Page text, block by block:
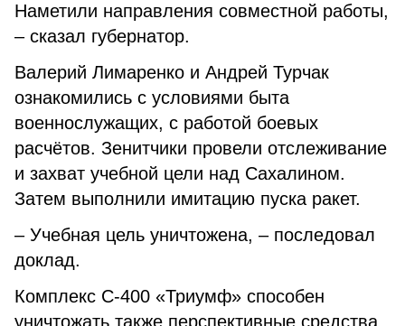
Наметили направления совместной работы,
– сказал губернатор.
Валерий Лимаренко и Андрей Турчак
ознакомились с условиями быта
военнослужащих, с работой боевых
расчётов. Зенитчики провели отслеживание
и захват учебной цели над Сахалином.
Затем выполнили имитацию пуска ракет.
– Учебная цель уничтожена, – последовал
доклад.
Комплекс С-400 «Триумф» способен
уничтожать также перспективные средства